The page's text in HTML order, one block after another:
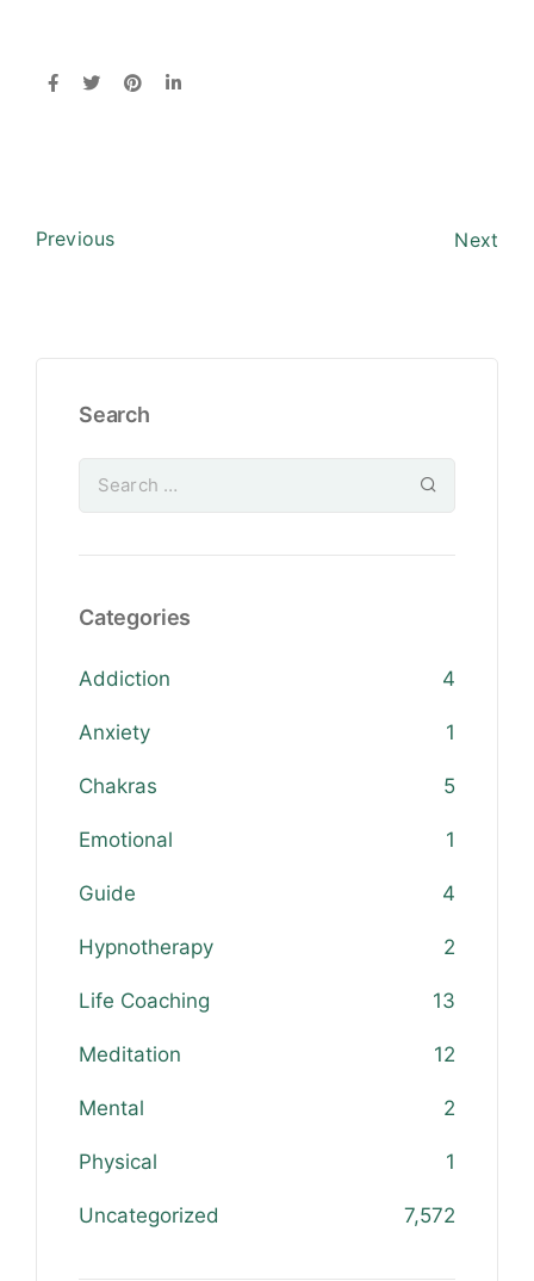
Previous Next
Search
Categories
Addiction 4
Anxiety 1
Chakras 5
Emotional 1
Guide 4
Hypnotherapy 2
Life Coaching 13
Meditation 12
Mental 2
Physical 1
Uncategorized 7,572